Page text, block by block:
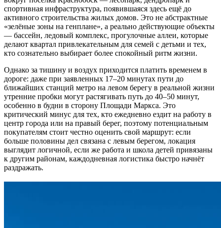
спортивная инфраструктура, появившаяся здесь ещё до
активного строительства жилых домов. Это не абстрактные
«зелёные зоны на генплане», а реально действующие объекты
— бассейн, ледовый комплекс, прогулочные аллеи, которые
делают квартал привлекательным для семей с детьми и тех,
кто сознательно выбирает более спокойный ритм жизни.
Однако за тишину и воздух приходится платить временем в
дороге: даже при заявленных 17–20 минутах пути до
ближайших станций метро на левом берегу в реальной жизни
утренние пробки могут растягивать путь до 40–50 минут,
особенно в будни в сторону Площади Маркса. Это
критический минус для тех, кто ежедневно ездит на работу в
центр города или на правый берег, поэтому потенциальным
покупателям стоит честно оценить свой маршрут: если
больше половины дел связана с левым берегом, локация
выглядит логичной, если же работа и школа детей привязаны
к другим районам, каждодневная логистика быстро начнёт
раздражать.